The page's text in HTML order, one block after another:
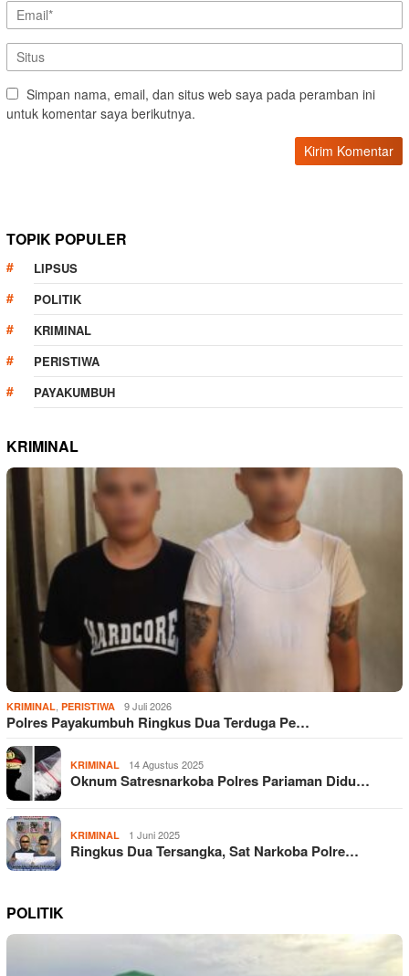
Simpan nama, email, dan situs web saya pada peramban ini
untuk komentar saya berikutnya.
TOPIK POPULER
LIPSUS
POLITIK
KRIMINAL
PERISTIWA
PAYAKUMBUH
KRIMINAL
KRIMINAL PERISTIWA 9 Juli 2026
Polres Payakumbuh Ringkus Dua Terduga Pe…
KRIMINAL 14 Agustus 2025
Oknum Satresnarkoba Polres Pariaman Didu…
KRIMINAL 1 Juni 2025
Ringkus Dua Tersangka, Sat Narkoba Polre…
POLITIK